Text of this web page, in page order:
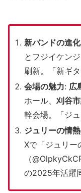
新バンドの進化
とフジイケン
刷新。「新ギ
会場の魅力: 広
ホール、刈谷
幹会場。「ジ
ジュリーの情熱
Xで「ジュリー
（
の2025年活躍